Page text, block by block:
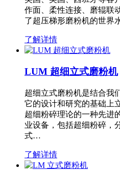
作面、柔性连接、磨辊联
了超压梯形磨粉机的世界
了解详情
LUM 超细立式磨粉机
超细立式磨粉机是结合我
它的设计和研究的基础上
超细粉碎理论的一种先进
业设备，包括超细粉碎，
式…
了解详情